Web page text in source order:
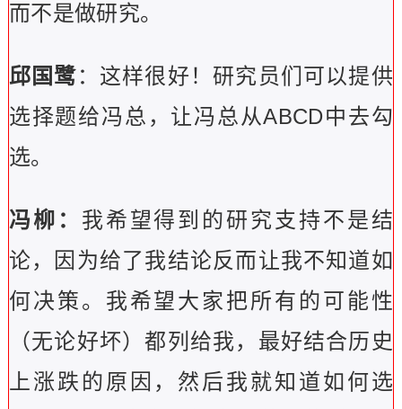
而不是做研究。
邱国鹭：这样很好！研究员们可以提供
选择题给冯总，让冯总从ABCD中去勾
选。
冯柳： 我希望得到的研究支持不是结
论，因为给了我结论反而让我不知道如
何决策。我希望大家把所有的可能性
（无论好坏）都列给我，最好结合历史
上涨跌的原因，然后我就知道如何选